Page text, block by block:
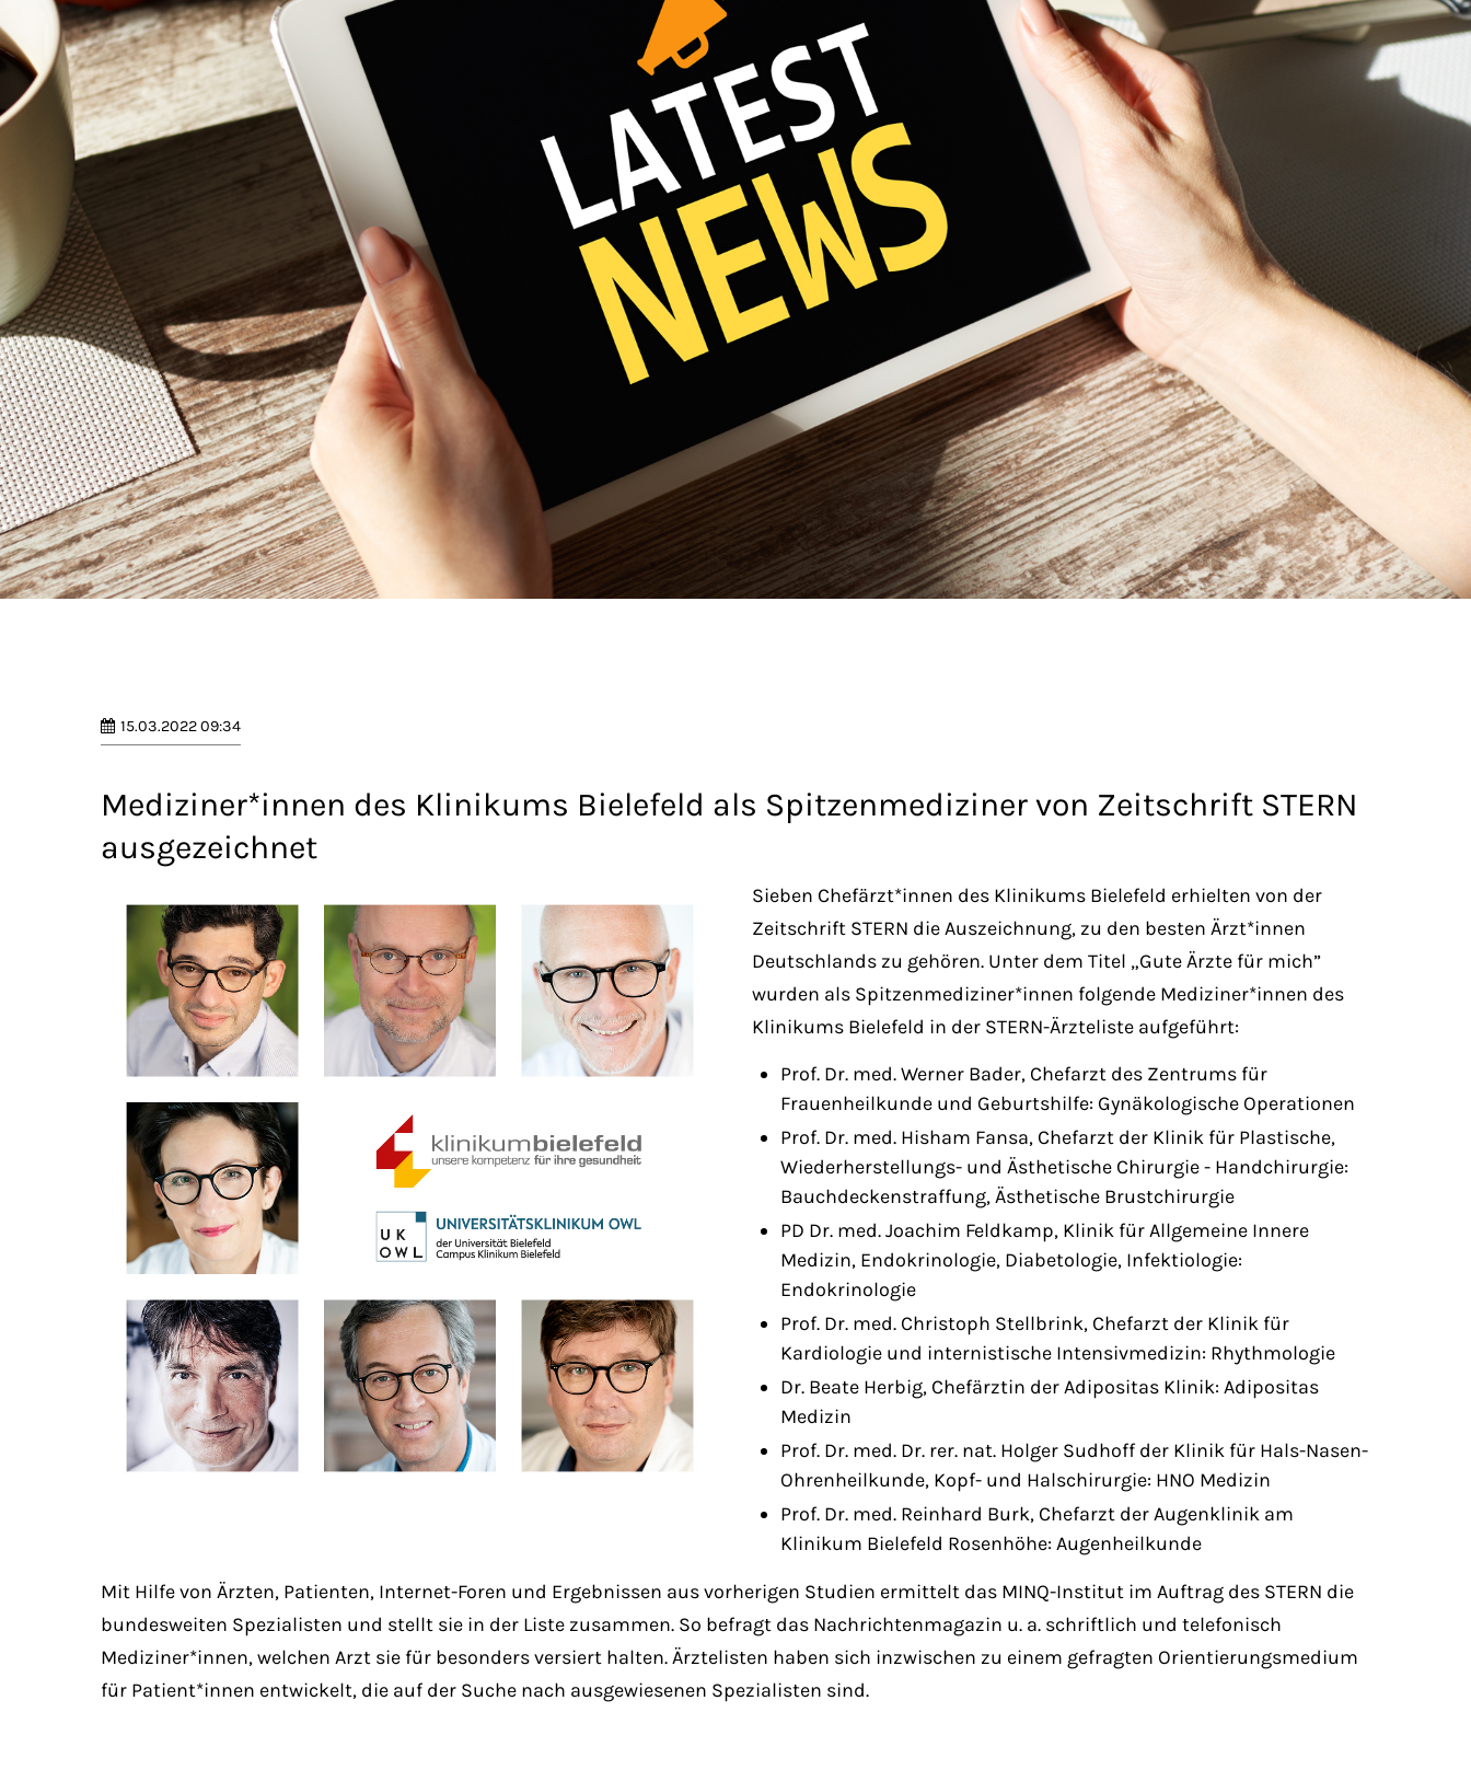
Mon - Fri 8:00am - 5:00pm
15.03.2022 09:34
Mediziner*innen des Klinikums Bielefeld als Spitzenmediziner von Zeitschrift STERN
ausgezeichnet
Sieben Chefärzt*innen des Klinikums Bielefeld erhielten von der
Zeitschrift STERN die Auszeichnung, zu den besten Ärzt*innen
Deutschlands zu gehören. Unter dem Titel „Gute Ärzte für mich”
wurden als Spitzenmediziner*innen folgende Mediziner*innen des
Klinikums Bielefeld in der STERN-Ärzteliste aufgeführt:
Prof. Dr. med. Werner Bader, Chefarzt des Zentrums für
Frauenheilkunde und Geburtshilfe: Gynäkologische Operationen
Prof. Dr. med. Hisham Fansa, Chefarzt der Klinik für Plastische,
Wiederherstellungs- und Ästhetische Chirurgie - Handchirurgie:
Bauchdeckenstraffung, Ästhetische Brustchirurgie
PD Dr. med. Joachim Feldkamp, Klinik für Allgemeine Innere
Medizin, Endokrinologie, Diabetologie, Infektiologie:
Endokrinologie
Prof. Dr. med. Christoph Stellbrink, Chefarzt der Klinik für
Kardiologie und internistische Intensivmedizin: Rhythmologie
Dr. Beate Herbig, Chefärztin der Adipositas Klinik: Adipositas
Medizin
Prof. Dr. med. Dr. rer. nat. Holger Sudhoff der Klinik für Hals-Nasen-
Ohrenheilkunde, Kopf- und Halschirurgie: HNO Medizin
Prof. Dr. med. Reinhard Burk, Chefarzt der Augenklinik am
Klinikum Bielefeld Rosenhöhe: Augenheilkunde
Mit Hilfe von Ärzten, Patienten, Internet-Foren und Ergebnissen aus vorherigen Studien ermittelt das MINQ-Institut im Auftrag des STERN die
bundesweiten Spezialisten und stellt sie in der Liste zusammen. So befragt das Nachrichtenmagazin u. a. schriftlich und telefonisch
Mediziner*innen, welchen Arzt sie für besonders versiert halten. Ärztelisten haben sich inzwischen zu einem gefragten Orientierungsmedium
für Patient*innen entwickelt, die auf der Suche nach ausgewiesenen Spezialisten sind.